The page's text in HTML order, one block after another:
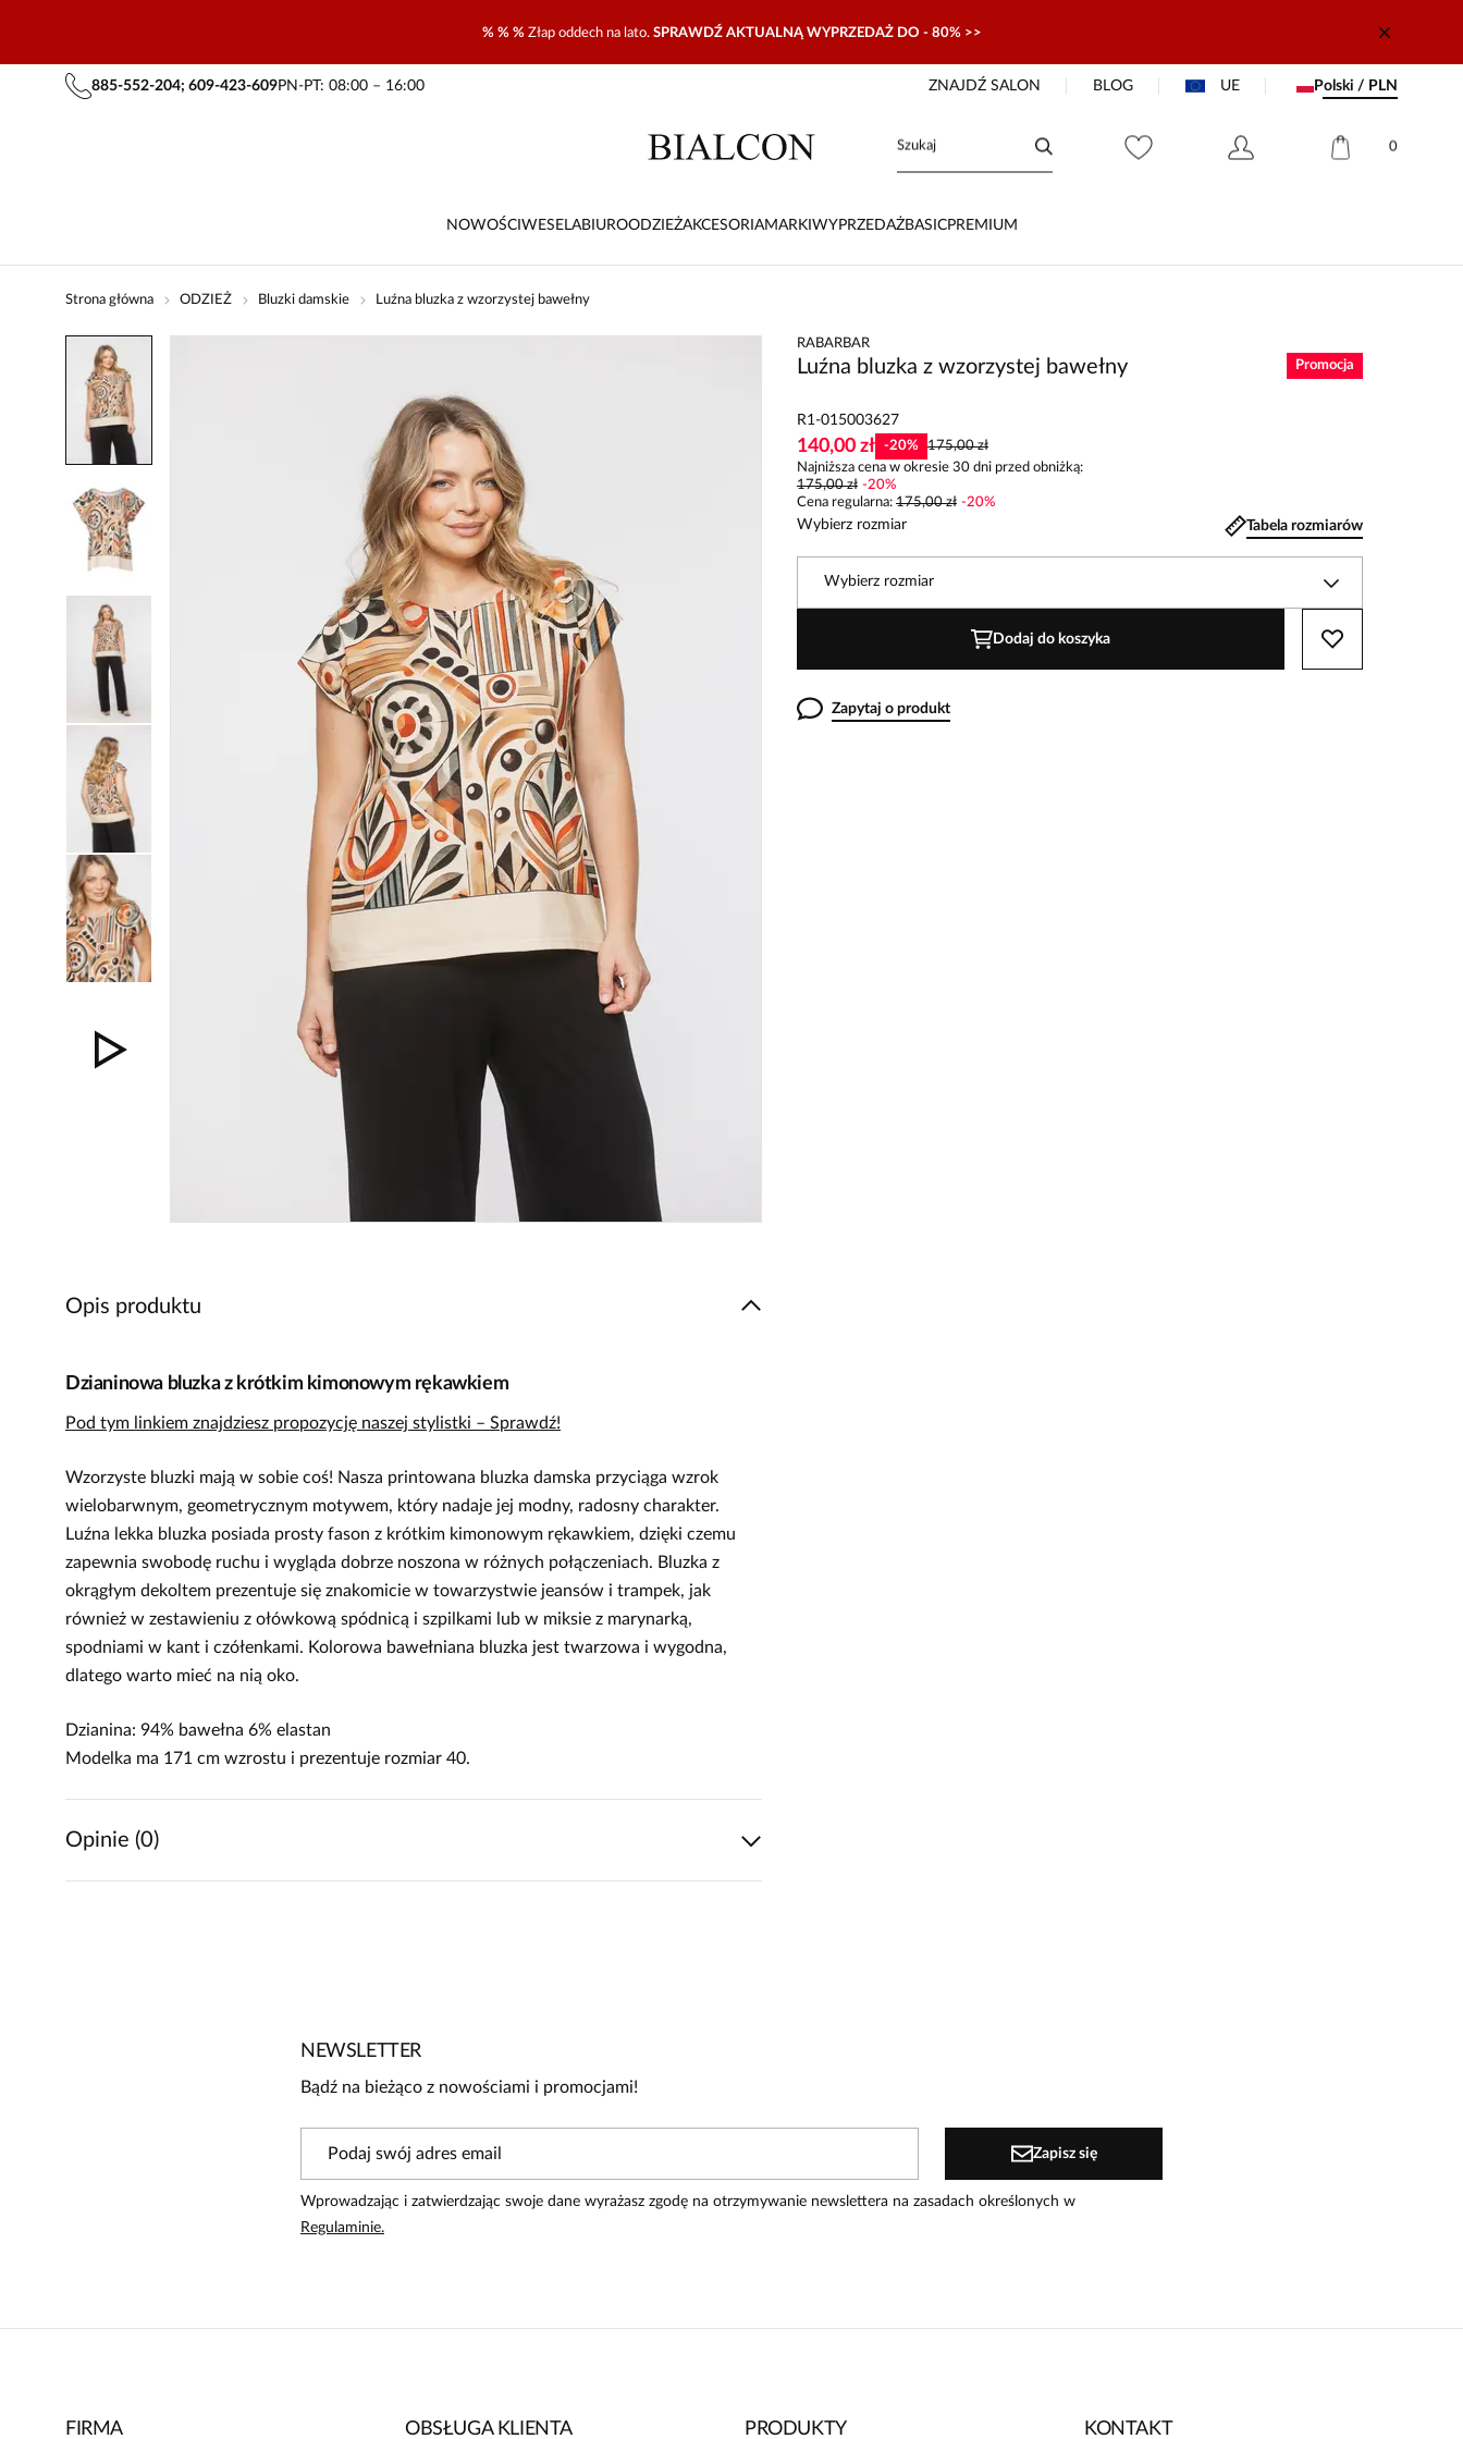
% % % Złap oddech na lato. SPRAWDŹ AKTUALNĄ WYPRZEDAŻ DO - 80% >>
885-552-204; 609-423-609PN-PT: 08:00 – 16:00 ZNAJDŹ SALON BLOG UE Polski / PLN
0
NOWOŚCI WESELABIUROODZIEŻAKCESORIAMARKI WYPRZEDAŻBASICPREMIUM
Strona główna ODZIEŻ Bluzki damskie Luźna bluzka z wzorzystej bawełny
RABARBAR
Luźna bluzka z wzorzystej bawełny Promocja
R1-015003627
140,00 zł -20%
175,00 zł
Najniższa cena w okresie 30 dni przed obniżką:
175,00 zł -20%
Cena regularna: 175,00 zł -20%
Wybierz rozmiar Tabela rozmiarów
Wybierz rozmiar
Dodaj do koszyka
Zapytaj o produkt
Opis produktu
Dzianinowa bluzka z krótkim kimonowym rękawkiem
Pod tym linkiem znajdziesz propozycję naszej stylistki – Sprawdź!
Wzorzyste bluzki mają w sobie coś! Nasza printowana bluzka damska przyciąga wzrok
wielobarwnym, geometrycznym motywem, który nadaje jej modny, radosny charakter.
Luźna lekka bluzka posiada prosty fason z krótkim kimonowym rękawkiem, dzięki czemu
zapewnia swobodę ruchu i wygląda dobrze noszona w różnych połączeniach. Bluzka z
okrągłym dekoltem prezentuje się znakomicie w towarzystwie jeansów i trampek, jak
również w zestawieniu z ołówkową spódnicą i szpilkami lub w miksie z marynarką,
spodniami w kant i czółenkami. Kolorowa bawełniana bluzka jest twarzowa i wygodna,
dlatego warto mieć na nią oko.
Dzianina: 94% bawełna 6% elastan
Modelka ma 171 cm wzrostu i prezentuje rozmiar 40.
Opinie (0)
NEWSLETTER
Bądź na bieżąco z nowościami i promocjami!
Zapisz się
Wprowadzając i zatwierdzając swoje dane wyrażasz zgodę na otrzymywanie newslettera na zasadach określonych w
Regulaminie.
FIRMA OBSŁUGA KLIENTA PRODUKTY KONTAKT